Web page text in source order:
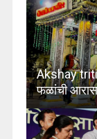
Akshay
फळांची आरास